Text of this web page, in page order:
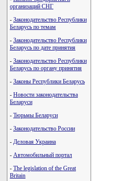
организаций СНГ
- Законодательство Республики
Беларусь по темам
- Законодательство Республики
Беларусь по дате принятия
- Законодательство Республики
Беларусь по органу принятия
- Законы Республики Беларусь
- Новости законодательства
Беларуси
- Тюрьмы Беларуси
- Законодательство России
- Деловая Украина
- Автомобильный портал
- The legislation of the Great
Britain